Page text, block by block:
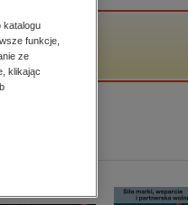
katalogu
funkcje,
ze
klikając